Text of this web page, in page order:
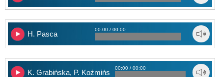
H. Pasca
00:00 / 00:00
K. Grabińska, P. Koźmińska – Start Elbląg
00:00 / 00:00